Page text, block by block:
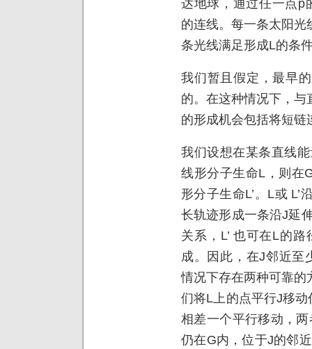
达地球，通过任一点p
的连线。每一条太阳
条光线满足形成L的条
我们暂且假定，最早
的。在这种情况下，
的形成机会包括将短链
我们设想在某条直线
线形分子生命L，则在
形分子生命L’。L或 L’
长轨迹形成一条沿J延
关系，L’ 也可在L的
成。因此，在J邻近至
情况下存在两种可靠的
们将L上的点平行J移
相差一个平行移动，
仍在G内，位于J的邻